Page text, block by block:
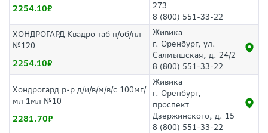
2254.10
273
8 (800) 551-33-22
ХОНДРОГАРД Квадро таб п/об/пл
№120
2254.10
Живика
г. Оренбург, ул.
Салмышская, д. 24/2
8 (800) 551-33-22
Хондрогард р-р д/и/в/м/в/с 100мг/
мл 1мл №10
2281.70
Живика
г. Оренбург,
проспект
Дзержинского, д. 15
8 (800) 551-33-22